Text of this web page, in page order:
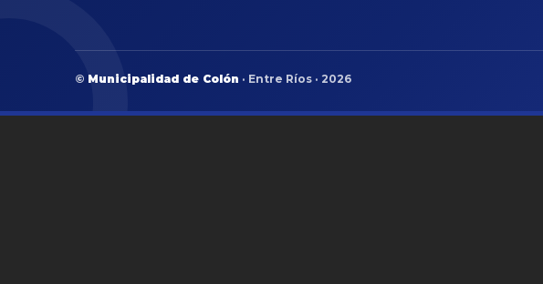
© Municipalidad de Colón · Entre Ríos · 2026